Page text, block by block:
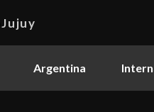
Jujuy
Argentina